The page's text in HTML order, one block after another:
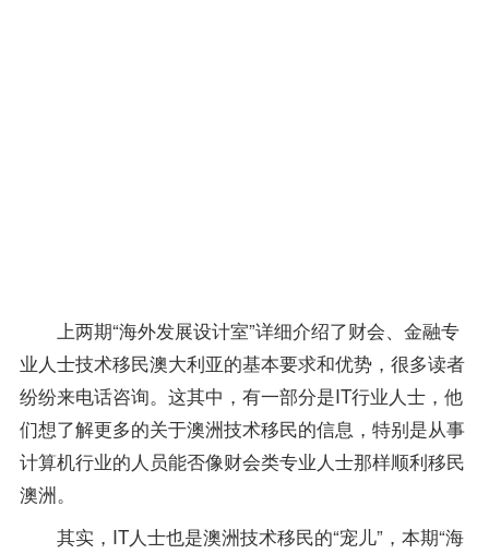
上两期“海外发展设计室”详细介绍了财会、 金融专
业人士技术移民澳大利亚的基本要求和优势，很多读者
纷纷来电话咨询。这其中，有一部分是IT行业人士，他
们想了解更多的关于澳洲技术移民的信息，特别是从事
计算机行业的人员能否像财会类专业人士那样顺利移民
澳洲。
其实，IT人士也是澳洲技术移民的“宠儿”，本期“海